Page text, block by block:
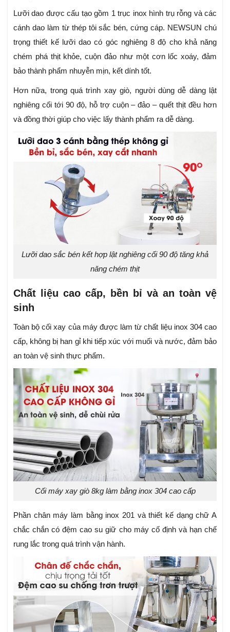
Lưỡi dao được cấu tạo gồm 1 trục inox hình trụ rỗng và các
cánh dao làm từ thép tôi sắc bén, cứng cáp. NEWSUN chú
trọng thiết kế lưỡi dao có góc nghiêng 8 độ cho khả năng
chém phá thịt khỏe, cuộn đảo như một cơn lốc xoáy, đảm
bảo thành phẩm nhuyễn mịn, kết dính tốt.
Hơn nữa, trong quá trình xay giò, người dùng dễ dàng lật
nghiêng cối tới 90 độ, hỗ trợ cuộn – đảo – quết thịt đều hơn
và đồng thời giúp cho việc lấy thành phẩm ra dễ dàng.
Lưỡi dao sắc bén kết hợp lật nghiêng cối 90 độ tăng khả
năng chém thịt
Chất liệu cao cấp, bền bỉ và an toàn vệ
sinh
Toàn bộ cối xay của máy được làm từ chất liệu inox 304 cao
cấp, không bị han gỉ khi tiếp xúc với muối và nước, đảm bảo
an toàn vệ sinh thực phẩm.
Cối máy xay giò 8kg làm bằng inox 304 cao cấp
Phần chân máy làm bằng inox 201 và thiết kế dạng chữ A
chắc chắn có đệm cao su giữ cho máy cố định và hạn chế
rung lắc trong quá trình vận hành.